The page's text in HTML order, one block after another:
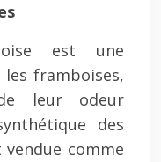
est une
framboises,
leur odeur
des
comme